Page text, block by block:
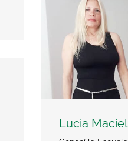
Lucia Maciel